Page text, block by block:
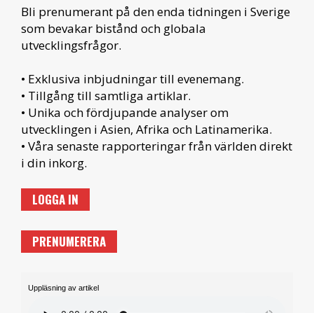
Bli prenumerant på den enda tidningen i Sverige
som bevakar bistånd och globala
utvecklingsfrågor.
• Exklusiva inbjudningar till evenemang.
• Tillgång till samtliga artiklar.
• Unika och fördjupande analyser om
utvecklingen i Asien, Afrika och Latinamerika.
• Våra senaste rapporteringar från världen direkt
i din inkorg.
LOGGA IN
PRENUMERERA
Uppläsning av artikel